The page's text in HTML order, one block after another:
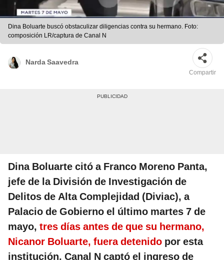
Dina Boluarte buscó obstaculizar diligencias contra su hermano. Foto:
composición LR/captura de Canal N
Narda Saavedra
Compartir
Dina Boluarte citó a Franco Moreno Panta,
jefe de la División de Investigación de
Delitos de Alta Complejidad (Diviac), a
Palacio de Gobierno el último martes 7 de
mayo, tres días antes de que su hermano,
Nicanor Boluarte, fuera detenido por esta
institución. Canal N captó el ingreso de